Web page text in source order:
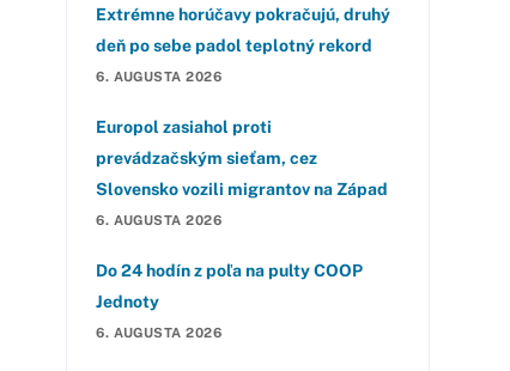
Extrémne horúčavy pokračujú, druhý
deň po sebe padol teplotný rekord
6. AUGUSTA 2026
Europol zasiahol proti
prevádzačským sieťam, cez
Slovensko vozili migrantov na Západ
6. AUGUSTA 2026
Do 24 hodín z poľa na pulty COOP
Jednoty
6. AUGUSTA 2026